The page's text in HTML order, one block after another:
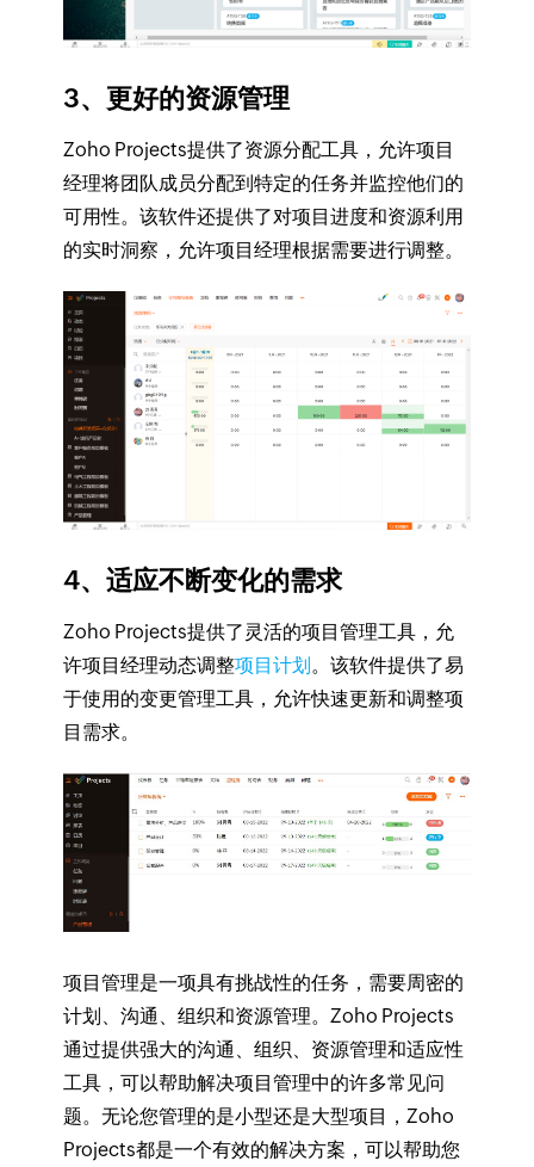
3、更好的资源管理
Zoho Projects提供了资源分配工具，允许项目
经理将团队成员分配到特定的任务并监控他们的
可用性。该软件还提供了对项目进度和资源利用
的实时洞察，允许项目经理根据需要进行调整。
4、适应不断变化的需求
Zoho Projects提供了灵活的项目管理工具，允
许项目经理动态调整项目计划 。该软件提供了易
于使用的变更管理工具，允许快速更新和调整项
目需求。
项目管理是一项具有挑战性的任务，需要周密的
计划、沟通、组织和资源管理。Zoho Projects
通过提供强大的沟通、组织、资源管理和适应性
工具，可以帮助解决项目管理中的许多常见问
题。无论您管理的是小型还是大型项目，Zoho
Projects都是一个有效的解决方案，可以帮助您